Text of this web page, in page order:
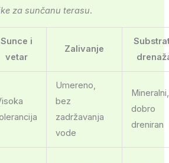
za sunčanu terasu.
Sunce i
vetar
Zalivanje
Umereno,
bez
zadržavanja
vode
Mineralni,
dobro
dreniran